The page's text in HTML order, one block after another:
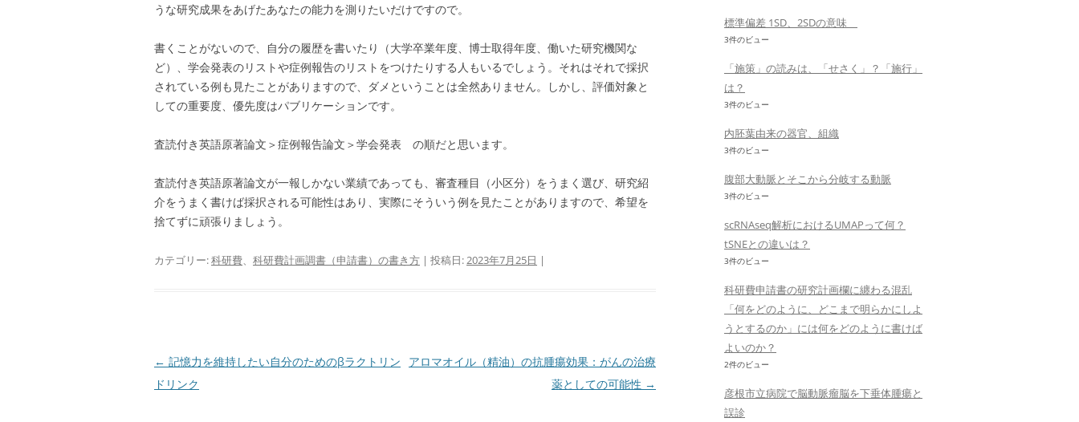
うな研究成果をあげたあなたの能力を測りたいだけですので。
書くことがないので、自分の履歴を書いたり（大学卒業年度、博士取得年度、働いた研究機関な
ど）、学会発表のリストや症例報告のリストをつけたりする人もいるでしょう。それはそれで採択
されている例も見たことがありますので、ダメということは全然ありません。しかし、評価対象と
しての重要度、優先度はパブリケーションです。
査読付き英語原著論文＞症例報告論文＞学会発表 の順だと思います。
査読付き英語原著論文が一報しかない業績であっても、審査種目（小区分）をうまく選び、研究紹
介をうまく書けば採択される可能性はあり、実際にそういう例を見たことがありますので、希望を
捨てずに頑張りましょう。
カテゴリー:科研費、 科研費計画調書（申請書）の書き方 | 投稿日:2023年7月25日 |
投
稿
← 記憶力を維持したい自分のためのβラクトリン
ドリンク
アロマオイル（精油）の抗腫瘍効果：がんの治療
薬としての可能性 →
標準偏差 1SD、2SDの意味
3件のビュー
「施策」の読みは、「せさく」？「施行」
は？
3件のビュー
内胚葉由来の器官、組織
3件のビュー
腹部大動脈とそこから分岐する動脈
3件のビュー
scRNAseq解析におけるUMAPって何？
tSNEとの違いは？
3件のビュー
科研費申請書の研究計画欄に纏わる混乱
「何をどのように、どこまで明らかにしよ
うとするのか」には何をどのように書けば
よいのか？
2件のビュー
彦根市立病院で脳動脈瘤脳を下垂体腫瘍と
誤診